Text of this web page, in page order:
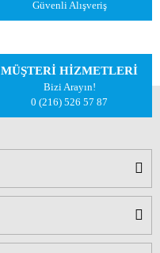
Güvenli Alışveriş
MÜŞTERİ HİZMETLERİ
Bizi Arayın!
0 (216) 526 57 87